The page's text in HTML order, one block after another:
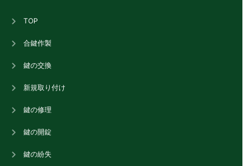
TOP
合鍵作製
鍵の交換
新規取り付け
鍵の修理
鍵の開錠
鍵の紛失